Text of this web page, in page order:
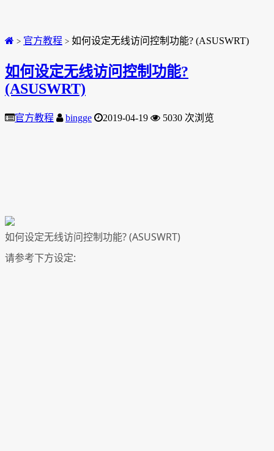
> 官方教程 > 如何设定无线访问控制功能? (ASUSWRT)
如何设定无线访问控制功能?
(ASUSWRT)
官方教程 bingge 2019-04-19 5030 次浏览
如何设定无线访问控制功能? (ASUSWRT)
请参考下方设定: